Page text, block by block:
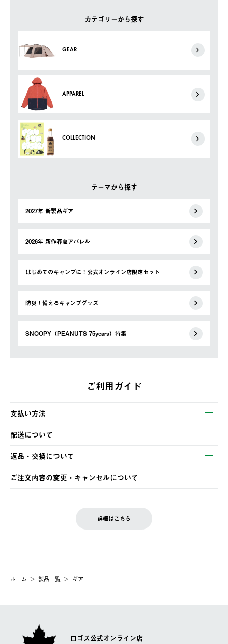
カテゴリーから探す
GEAR
APPAREL
COLLECTION
テーマから探す
2027年 新製品ギア
2026年 新作春夏アパレル
はじめてのキャンプに！公式オンライン店限定セット
防災！備えるキャンプグッズ
SNOOPY（PEANUTS 75years）特集
ご利用ガイド
支払い方法
以下のいずれかの方法でお支払いいただけます。
・クレジットカード決済
・コンビニ決済
・Pay-easy決済
配送について
【発送スケジュール】
ご注文・ご入金完了より2営業日以内に商品を発送いたします。
土日祝の発送はございませんので、木曜日以降のご注文は週明け
の発送となる場合がございます。
【配送業者】
佐川急便にて配送されます。
返品・交換について
※お客様都合の場合
お客様都合の返品にかかる送料は、お客様ご負担とさせていただ
一度お手元の商品を返品いただき、ご希望商品を再注文してくだ
ご注文内容の変更・キャンセルについて
LOGOS FAMILY会員の方は、会員マイページ内 購入履歴画面に
詳細はこちら
ホーム 製品一覧 ギア
ロゴス公式オンライン店